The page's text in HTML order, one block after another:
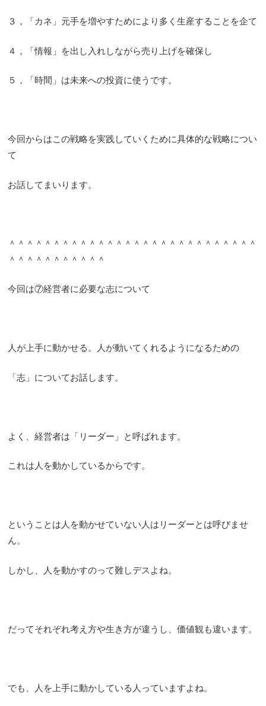
３，「カネ」元手を増やすためにより多く生産することを企て
４，「情報」を出し入れしながら売り上げを確保し
５，「時間」は未来への投資に使うです。
今回からはこの戦略を実践していくために具体的な戦略につい
て
お話してまいります。
＾＾＾＾＾＾＾＾＾＾＾＾＾＾＾＾＾＾＾＾＾＾＾＾＾＾＾＾
＾＾＾＾＾＾＾＾＾＾＾
今回は⑦経営者に必要な志について
人が上手に動かせる。人が動いてくれるようになるための
「志」についてお話します。
よく、経営者は「リーダー」と呼ばれます。
これは人を動かしているからです。
ということは人を動かせていない人はリーダーとは呼びませ
ん。
しかし、人を動かすのって難しデスよね。
だってそれぞれ考え方や生き方が違うし、価値観も違います。
でも、人を上手に動かしている人っていますよね。